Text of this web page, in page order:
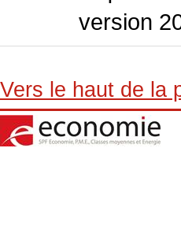
version
Vers le haut de la